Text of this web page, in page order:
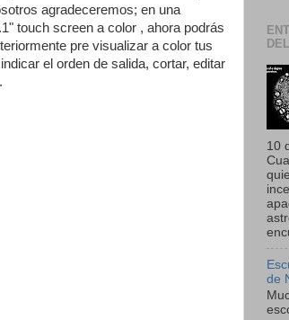
agradeceremos; en una
touch screen a color , ahora podrás
pre visualizar a color tus
el orden de salida, cortar, editar
10
de